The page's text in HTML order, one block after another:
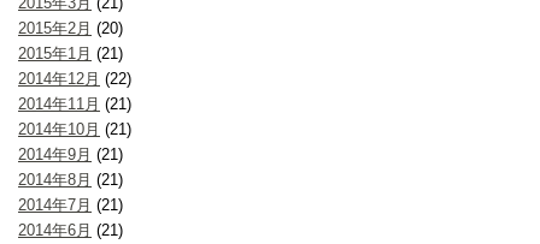
2015年2月 (20)
2015年1月 (21)
2014年12月 (22)
2014年11月 (21)
2014年10月 (21)
2014年9月 (21)
2014年8月 (21)
2014年7月 (21)
2014年6月 (21)